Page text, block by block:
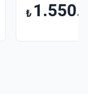
₺